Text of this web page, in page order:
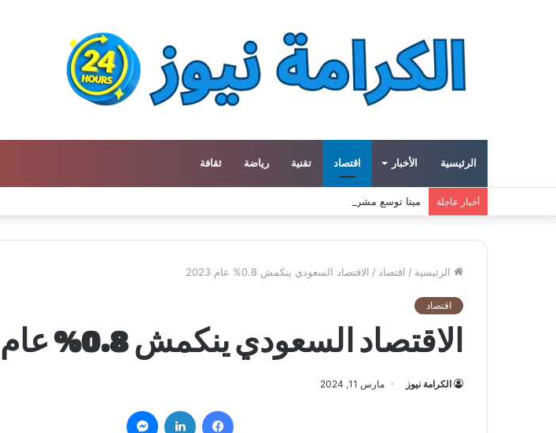
الرئيسية الأخبار اقتصاد تقنية رياضة ثقافة
أخبار عاجلة ميتا توسع مشروع «هايبريون» باستثمارات تتجاوز 50 مليار دولار لتعزيز قدراتها في الذكاء الاصطناعي
الرئيسية / اقتصاد / الاقتصاد السعودي ينكمش 0.8% عام 2023
اقتصاد
الاقتصاد السعودي ينكمش 0.8% عام 2023
الكرامة نيوز مارس 11, 2024
فيسبوك لينكدإن